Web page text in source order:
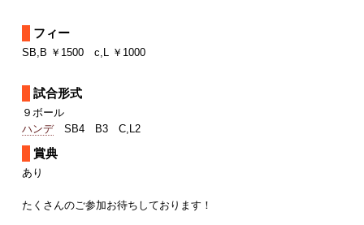
フィー
SB,B ￥1500 c,L ￥1000
試合形式
９ボール
ハンデSB4 B3 C,L2
賞典
あり
たくさんのご参加お待ちしております！